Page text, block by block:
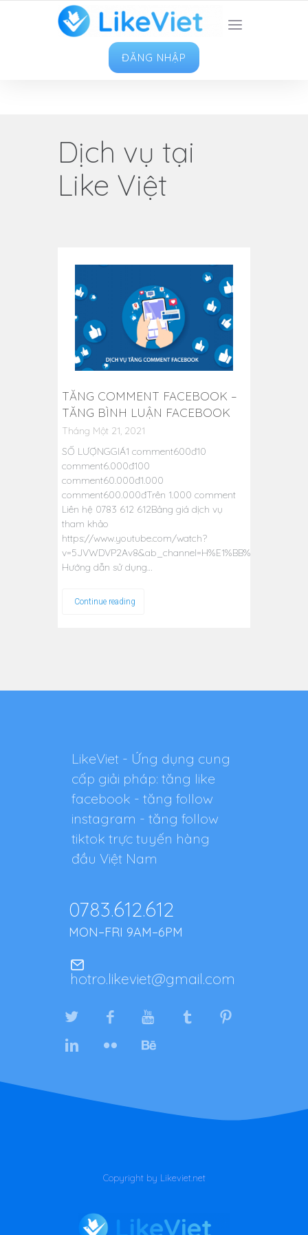
TOP 1 ỨNG DỤNG TĂNG LIKE HAY NHẤT VIỆT
NAM
ĐĂNG NHẬP
Dịch vụ tại
Like Việt
TĂNG COMMENT FACEBOOK –
TĂNG BÌNH LUẬN FACEBOOK
Tháng Một 21, 2021
SỐ LƯỢNGGIÁ1 comment600đ10
comment6.000đ100
comment60.000đ1.000
comment600.000đTrên 1.000 comment
Liên hệ 0783 612 612Bảng giá dịch vụ
tham khảo
https://www.youtube.com/watch?
Hướng dẫn sử dụng…
Continue reading
LikeViet - Ứng dụng cung
cấp giải pháp: tăng like
facebook - tăng follow
instagram - tăng follow
tiktok trực tuyến hàng
đầu Việt Nam
0783.612.612
MON–FRI 9AM–6PM
hotro.likeviet@gmail.com
Copyright by Likeviet.net